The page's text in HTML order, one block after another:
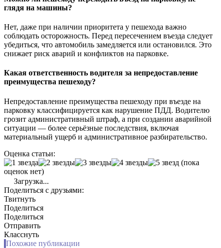
глядя на машины?
Нет, даже при наличии приоритета у пешехода важно
соблюдать осторожность. Перед пересечением въезда следует
убедиться, что автомобиль замедляется или остановился. Это
снижает риск аварий и конфликтов на парковке.
Какая ответственность водителя за непредоставление
преимущества пешеходу?
Непредоставление преимущества пешеходу при въезде на
парковку классифицируется как нарушение ПДД. Водителю
грозит административный штраф, а при создании аварийной
ситуации — более серьёзные последствия, включая
материальный ущерб и административное разбирательство.
Оценка статьи:
(пока
оценок нет)
Загрузка...
Поделиться с друзьями:
Твитнуть
Поделиться
Поделиться
Отправить
Класснуть
Похожие публикации